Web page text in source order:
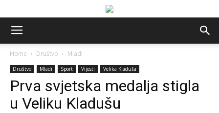
Home Društvo Mladi
Društvo Mladi Sport Vijesti Velika Kladuša
Prva svjetska medalja stigla
u Veliku Kladušu